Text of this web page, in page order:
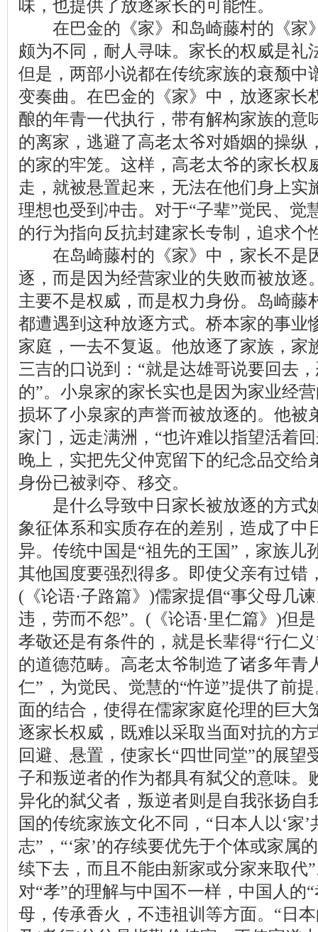
味，也提供了放逐家长的可能性。
在巴金的《家》和岛崎藤村的《家
颇为不同，耐人寻味。家长的权威是礼
但是，两部小说都在传统家族的衰颓中
变奏曲。在巴金的《家》中，放逐家长
酿的年青一代执行，带有解构家族的意
的离家，逃避了高老太爷对婚姻的操纵
的家的牢笼。这样，高老太爷的家长权
走，就被悬置起来，无法在他们身上实
理想也受到冲击。对于“子辈”觉民、觉
的行为指向反抗封建家长专制，追求个
在岛崎藤村的《家》中，家长不是
逐，而是因为经营家业的失败而被放逐
主要不是权威，而是权力身份。岛崎藤
都遭遇到这种放逐方式。桥本家的事业
家庭，一去不复返。他放逐了家族，家
三吉的口说到：“就是达雄哥说要回去
的”。小泉家的家长实也是因为家业经
损坏了小泉家的声誉而被放逐的。他被
家门，远走满洲，“也许难以指望活着
晚上，实把先父仲宽留下的纪念品交给
身份已被剥夺、移交。
是什么导致中日家长被放逐的方式
象征体系和实质存在的差别，造成了中
异。传统中国是“祖先的王国”，家族儿
其他国度要强烈得多。即使父亲有过错
(《论语·子路篇》)儒家提倡“事父母几
违，劳而不怨”。(《论语·里仁篇》)但
孝敬还是有条件的，就是长辈得“行仁
的道德范畴。高老太爷制造了诸多年青
仁”，为觉民、觉慧的“忤逆”提供了前
面的结合，使得在儒家家庭伦理的巨大
逐家长权威，既难以采取当面对抗的方
回避、悬置，使家长“四世同堂”的展望
子和叛逆者的作为都具有弑父的意味。
异化的弑父者，叛逆者则是自我张扬自
国的传统家族文化不同，“日本人以‘家
志”，“‘家’的存续要优先于个体或家属
续下去，而且不能由新家或分家来取代
对“孝”的理解与中国不一样，中国人的
母，传承香火，不违祖训等方面。“日